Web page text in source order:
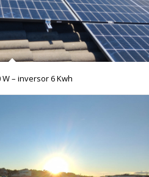
W – inversor 6 Kwh